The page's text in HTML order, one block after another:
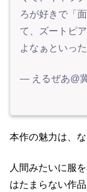
ろが好きで「
て、ズートピ
よなぁといっ
— えるぜあ@
本作の魅力は、
人間みたいに服
はたまらない作品